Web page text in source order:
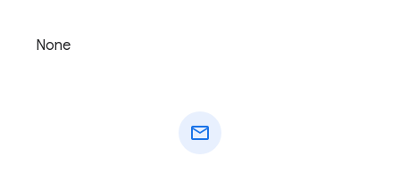
None
mail